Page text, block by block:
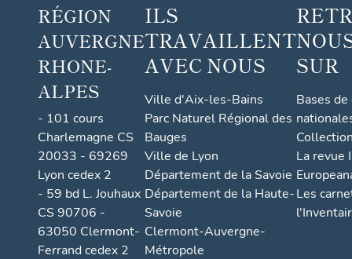
RÉGION
AUVERGNE
RHONE-
ALPES
- 101 cours
Charlemagne CS
20033 - 69269
Lyon cedex 2
- 59 bd L. Jouhaux
CS 90706 -
63050 Clermont-
Ferrand cedex 2
ILS
TRAVAILLENT
AVEC NOUS
Ville d'Aix-les-Bains
Parc Naturel Régional des
Bauges
Ville de Lyon
Département de la Savoie
Département de la Haute-
Savoie
Clermont-Auvergne-
Métropole
SUR
Bases
La revue
Les